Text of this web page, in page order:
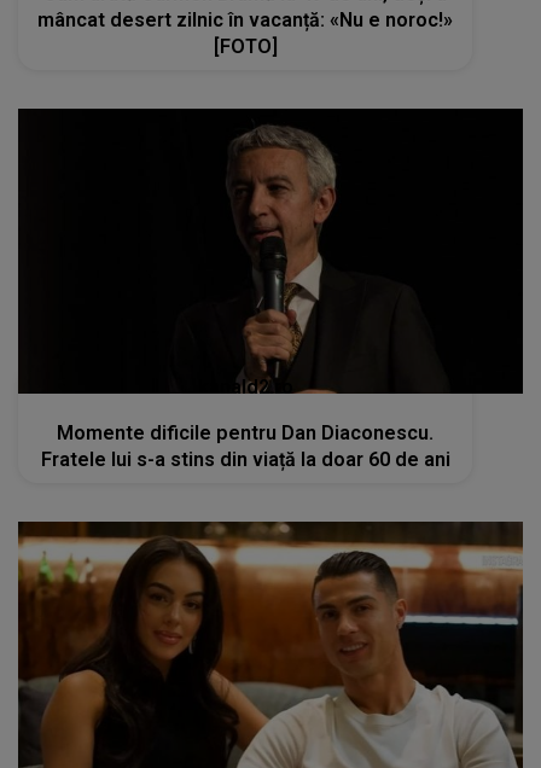
mâncat desert zilnic în vacanță: «Nu e noroc!»
[FOTO]
kanald2.ro
Momente dificile pentru Dan Diaconescu.
Fratele lui s-a stins din viață la doar 60 de ani